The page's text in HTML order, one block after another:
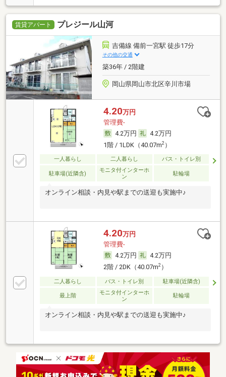
賃貸アパート プレジール山河
吉備線 備前一宮駅 徒歩17分
その他の交通
築36年 / 2階建
岡山県岡山市北区辛川市場
4.20万円
管理費-
4.2万円
4.2万円
1階 / 1LDK（40.07m2）
一人暮らし 二人暮らし バス・トイレ別
駐車場(近隣含)
モニタ付インターホ
ン
駐輪場
オンライン相談・内見や駅までの送迎も実施中♪
4.20万円
管理費-
4.2万円
4.2万円
2階 / 2DK（40.07m2）
二人暮らし バス・トイレ別 駐車場(近隣含)
最上階
モニタ付インターホ
ン
駐輪場
オンライン相談・内見や駅までの送迎も実施中♪